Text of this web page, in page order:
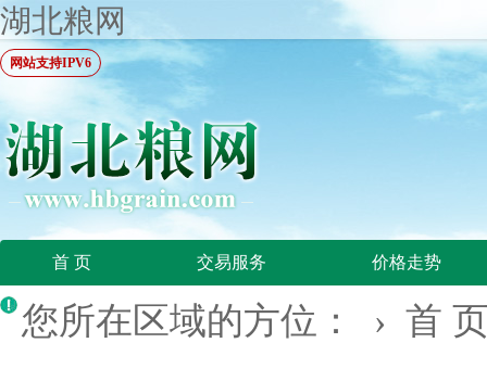
湖北粮网
网站支持IPV6
首 页 交易服务 价格走势
您所在区域的方位： › 首